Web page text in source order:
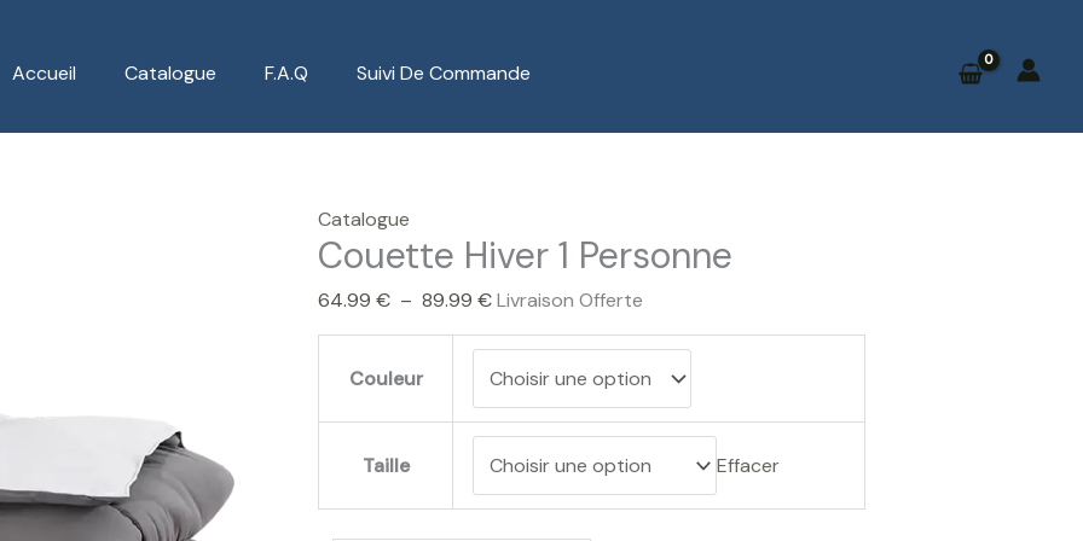
Accueil Catalogue F.A.Q Suivi De Commande
Catalogue
Couette Hiver 1 Personne
64.99€ – 89.99€
prix :
à
Livraison Offerte
Couleur
Taille Effacer
Couette
1